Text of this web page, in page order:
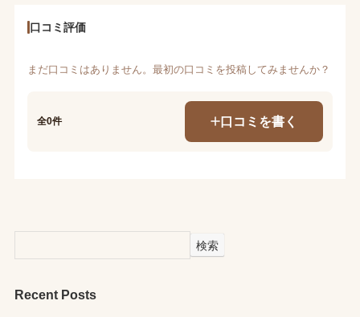
口コミ評価
まだ口コミはありません。最初の口コミを投稿してみませんか？
全0件 口コミを書く
検索
Recent Posts